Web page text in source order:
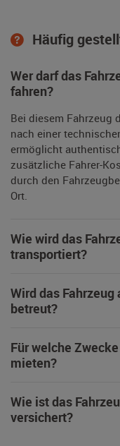
Häufig
Wer darf das
fahren?
Bei diesem Fahrzeug
nach einer
ermöglicht
zusätzliche Fahrer-
durch den
Ort.
Wie wird das
transportiert?
Wird das
betreut?
Für welche
mieten?
Wie ist das
versichert?